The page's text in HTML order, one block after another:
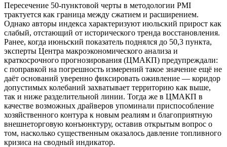
Пересечение 50-пунктовой черты в методологии PMI
трактуется как граница между сжатием и расширением.
Однако авторы индекса характеризуют июльский прирост как
слабый, отстающий от исторического тренда восстановления.
Ранее, когда июньский показатель поднялся до 50,3 пункта,
эксперты Центра макроэкономического анализа и
краткосрочного прогнозирования (ЦМАКП) предупреждали:
с поправкой на погрешность измерений такое значение ещё не
даёт оснований уверенно фиксировать оживление — коридор
допустимых колебаний захватывает территорию как выше,
так и ниже разделительной линии. Тогда же в ЦМАКП в
качестве возможных драйверов упоминали приспособление
хозяйственного контура к новым реалиям и благоприятную
внешнеторговую конъюнктуру, оставив открытым вопрос о
том, насколько существенным оказалось давление топливного
кризиса на сводный индикатор.